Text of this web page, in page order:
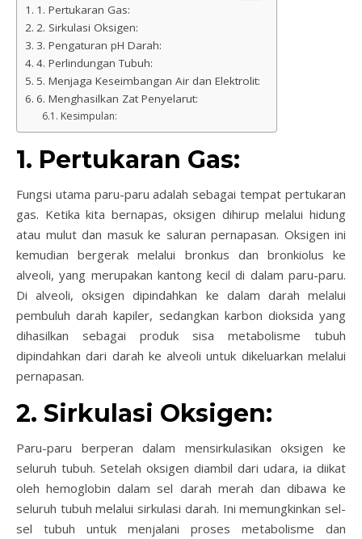
1. Pertukaran Gas:
2. Sirkulasi Oksigen:
3. Pengaturan pH Darah:
4. Perlindungan Tubuh:
5. Menjaga Keseimbangan Air dan Elektrolit:
6. Menghasilkan Zat Penyelarut:
Kesimpulan:
1. Pertukaran Gas:
Fungsi utama paru-paru adalah sebagai tempat pertukaran
gas. Ketika kita bernapas, oksigen dihirup melalui hidung
atau mulut dan masuk ke saluran pernapasan. Oksigen ini
kemudian bergerak melalui bronkus dan bronkiolus ke
alveoli, yang merupakan kantong kecil di dalam paru-paru.
Di alveoli, oksigen dipindahkan ke dalam darah melalui
pembuluh darah kapiler, sedangkan karbon dioksida yang
dihasilkan sebagai produk sisa metabolisme tubuh
dipindahkan dari darah ke alveoli untuk dikeluarkan melalui
pernapasan.
2. Sirkulasi Oksigen:
Paru-paru berperan dalam mensirkulasikan oksigen ke
seluruh tubuh. Setelah oksigen diambil dari udara, ia diikat
oleh hemoglobin dalam sel darah merah dan dibawa ke
seluruh tubuh melalui sirkulasi darah. Ini memungkinkan sel-
sel tubuh untuk menjalani proses metabolisme dan